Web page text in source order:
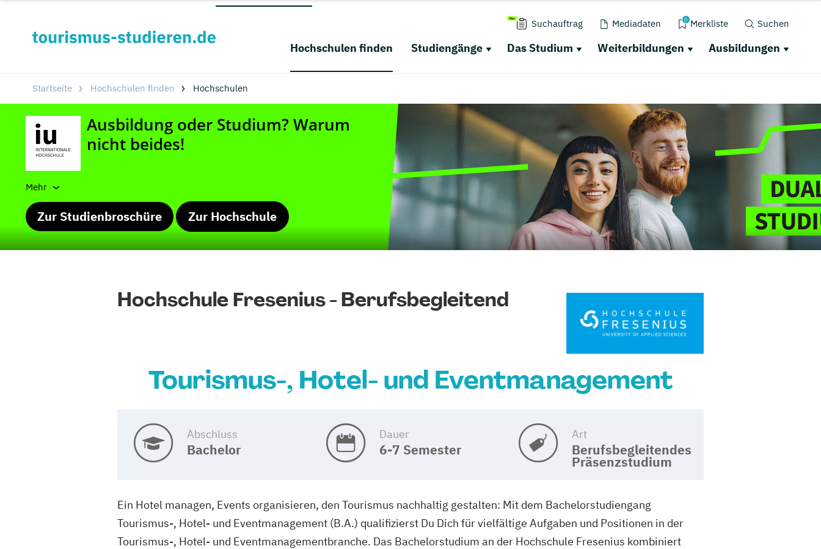
Suchauftrag Mediadaten 0 Merkliste Suchen
Hochschulen finden Studiengänge Das Studium Weiterbildungen Ausbildungen
Startseite Hochschulen finden Hochschulen
Mehr
Zur Studienbroschüre Zur Hochschule
Hochschule Fresenius - Berufsbegleitend
Tourismus-, Hotel- und Eventmanagement
Abschluss
Bachelor
Dauer
6-7 Semester
Art
Berufsbegleitendes
Präsenzstudium
Ein Hotel managen, Events organisieren, den Tourismus nachhaltig gestalten: Mit dem Bachelorstudiengang
Tourismus-, Hotel- und Eventmanagement (B.A.) qualifizierst Du Dich für vielfältige Aufgaben und Positionen in der
Tourismus-, Hotel- und Eventmanagementbranche. Das Bachelorstudium an der Hochschule Fresenius kombiniert